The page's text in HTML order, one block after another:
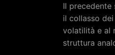
Il
il collasso
volatilità e al
struttura